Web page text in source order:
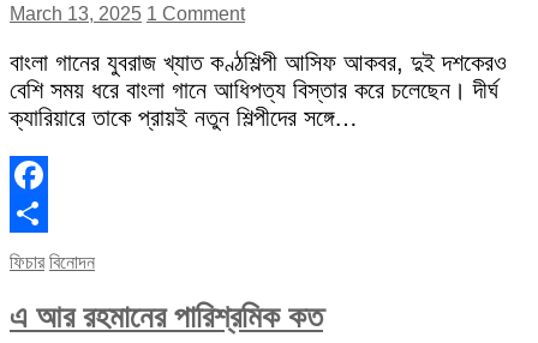
March 13, 2025 1 Comment
বাংলা গানের যুবরাজ খ্যাত কণ্ঠশিল্পী আসিফ আকবর, দুই দশকেরও
বেশি সময় ধরে বাংলা গানে আধিপত্য বিস্তার করে চলেছেন। দীর্ঘ
ক্যারিয়ারে তাকে প্রায়ই নতুন শিল্পীদের সঙ্গে…
Facebook
Share
ফিচার বিনোদন
এ আর রহমানের পারিশ্রমিক কত